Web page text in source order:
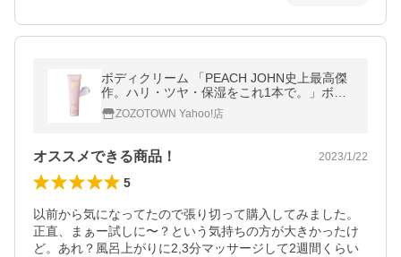
ボディクリーム 「PEACH JOHN史上最高傑
作。ハリ・ツヤ・保湿をこれ1本で。」ボム
バストクリーム リッチ
ZOZOTOWN Yahoo!店
オススメできる商品！ 2023/1/22
5
以前から気になってたので張り切って購入してみました。
正直、まぁー試しに〜？という気持ちの方が大きかったけ
ど。あれ？風呂上がりに2,3分マッサージして2週間くらい